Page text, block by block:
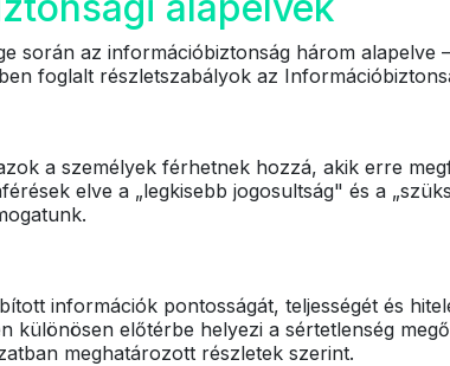
során az információbiztonság három alapelve
foglalt részletszabályok az
a személyek férhetnek hozzá, akik erre
elve a „legkisebb jogosultság" és a
információk pontosságát, teljességét és
különösen előtérbe helyezi a sértetlenség
meghatározott részletek szerint.